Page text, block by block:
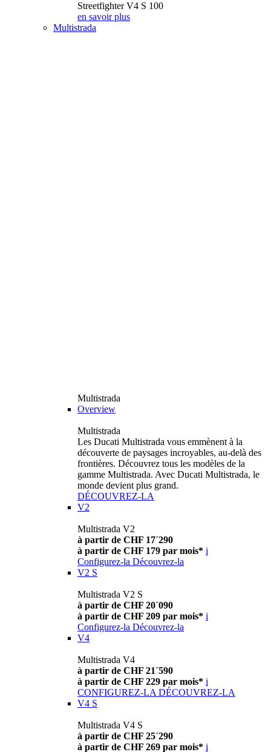
Streetfighter V4 S 100
en savoir plus
Multistrada
Multistrada
Overview
Multistrada
Les Ducati Multistrada vous emmènent à la
découverte de paysages incroyables, au-delà des
frontières. Découvrez tous les modèles de la
gamme Multistrada. Avec Ducati Multistrada, le
monde devient plus grand.
DÉCOUVREZ-LA
V2
Multistrada V2
à partir de CHF 17´290
à partir de CHF 179 par mois* i
Configurez-la Découvrez-la
V2 S
Multistrada V2 S
à partir de CHF 20´090
à partir de CHF 209 par mois* i
Configurez-la Découvrez-la
V4
Multistrada V4
à partir de CHF 21´590
à partir de CHF 229 par mois* i
CONFIGUREZ-LA DÉCOUVREZ-LA
V4 S
Multistrada V4 S
à partir de CHF 25´290
à partir de CHF 269 par mois* i